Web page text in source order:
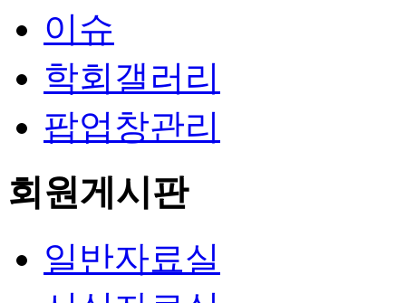
이슈
학회갤러리
팝업창관리
회원게시판
일반자료실